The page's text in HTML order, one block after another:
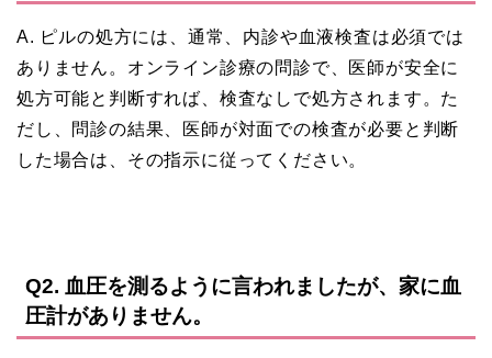
A. ピルの処方には、通常、内診や血液検査は必須では
ありません。オンライン診療の問診で、医師が安全に
処方可能と判断すれば、検査なしで処方されます。た
だし、問診の結果、医師が対面での検査が必要と判断
した場合は、その指示に従ってください。
Q2. 血圧を測るように言われましたが、家に血
圧計がありません。